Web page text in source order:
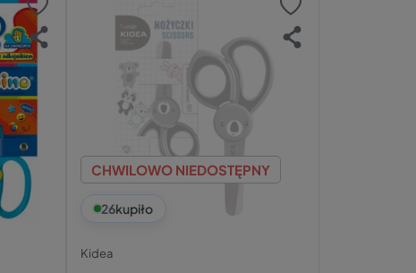
CHWILOWO NIEDOSTĘPNY
26kupiło
Kidea